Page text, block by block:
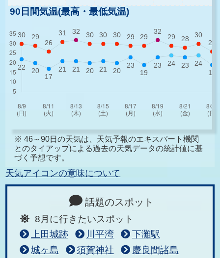
90日間気温(最高・最低気温)
※ 46～90日の天気は、天気予報のエキスパート機関
とのタイアップによる過去の天気データの統計値に基
づく予想です。
天気アイコンの意味について
話題のスポット
8月に行きたいスポット
上田城跡
川平湾
下灘駅
城ヶ島
須賀神社
慶良間諸島